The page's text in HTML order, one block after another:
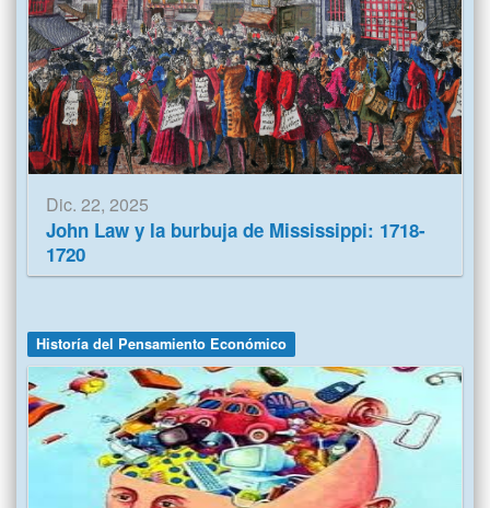
Dic. 22, 2025
John Law y la burbuja de Mississippi: 1718-
1720
Historía del Pensamiento Económico